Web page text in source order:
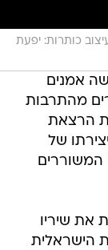
כותרות: יפעת
אמנים
מהתרבות
הרצאת
של
המשוררים
את שיריו
הישראלית